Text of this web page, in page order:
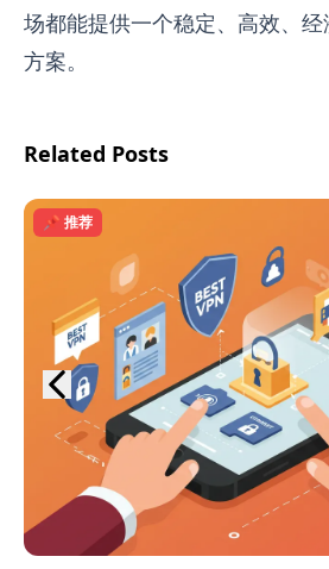
场都能提供一个稳定、高效、
方案。
Related Posts
📌 推荐